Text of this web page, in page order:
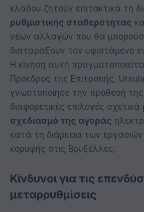
κλάδου ζητούν επιτακτικά τη
ρυθμιστικής σταθερότητας
νέων αλλαγών που θα
διαταράξουν τον υφιστάμενο
Η κίνηση αυτή
Πρόεδρος της Επιτροπής,
γνωστοποίησε την πρόθεσή
διαφορετικές επιλογές σχετικά
σχεδιασμό της αγοράς
κατά τη διάρκεια των
κορυφής στις Βρυξέλλες.
Κίνδυνοι για τις
μεταρρυθμίσεις